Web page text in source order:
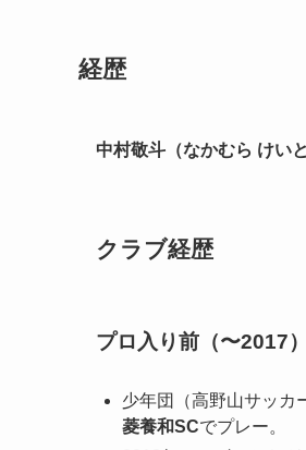
経歴
中村敬斗（なかむら けいと
クラブ経歴
プロ入り前（〜2017）
少年団（高野山サッカ
菱養和SCでプレー。